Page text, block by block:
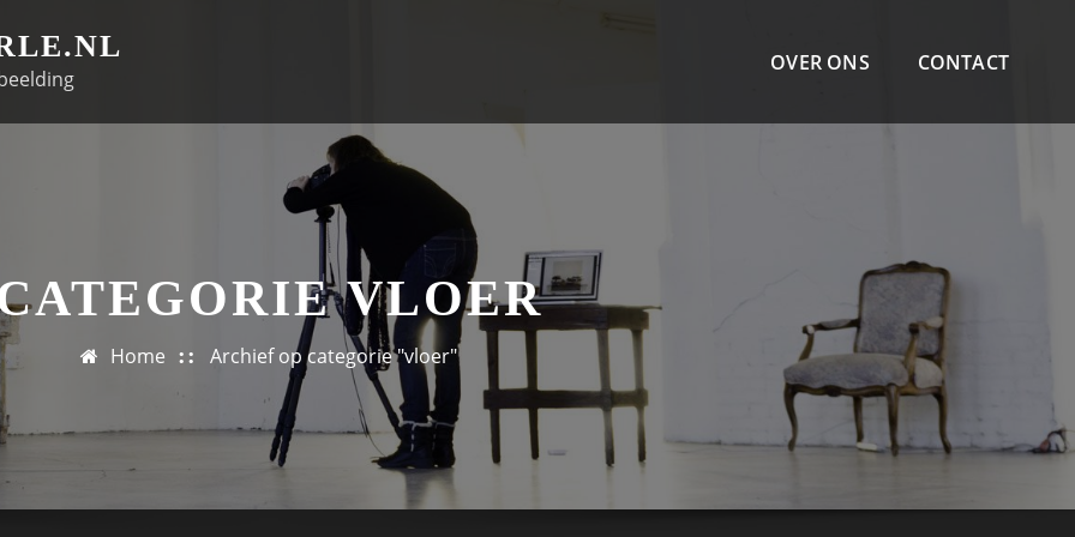
OVER ONS CONTACT
VLOER
Home Archief op categorie "vloer"